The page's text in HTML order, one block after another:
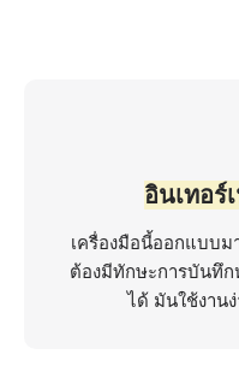
อินเทอร์
เครื่องมือนี้ออกแบบม
ต้องมีทักษะการบันทึ
ได้ มันใช้งาน